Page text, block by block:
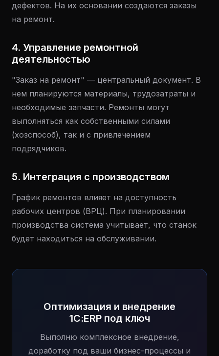
дефектов. На их основании создаются заказы
на ремонт.
4. Управление ремонтной
деятельностью
"Заказ на ремонт" — центральный документ. В
нем планируются материалы, трудозатраты и
необходимые запчасти. Ремонты могут
выполняться как собственными силами
(хозспособ), так и с привлечением
подрядчиков.
5. Интеграция с производством
График ремонтов влияет на доступность
рабочих центров (ВРЦ). При планировании
производства система учитывает, что станок
будет находиться на обслуживании.
Оптимизация и внедрение
1С:ERP под ключ
Выполню комплексное внедрение,
доработку под ваши бизнес-процессы и